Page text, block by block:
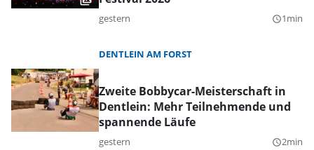
gestern query_builder1min
DENTLEIN AM FORST
Zweite Bobbycar-Meisterschaft in
Dentlein: Mehr Teilnehmende und
spannende Läufe
gestern query_builder2min